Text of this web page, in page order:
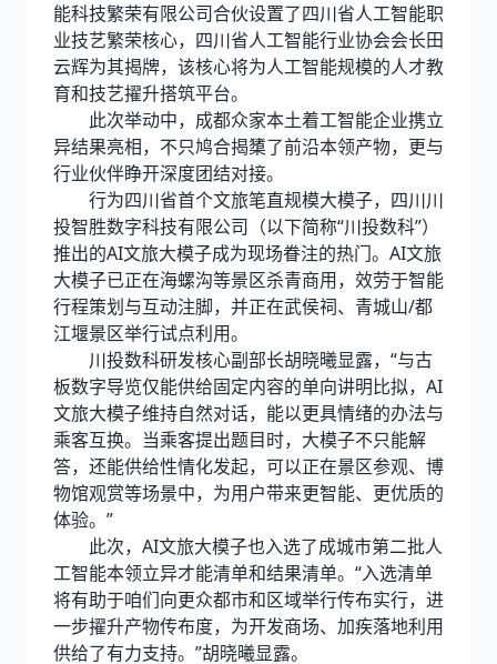
能科技繁荣有限公司合伙设置了四川省人工智能职
业技艺繁荣核心，四川省人工智能行业协会会长田
云辉为其揭牌，该核心将为人工智能规模的人才教
育和技艺擢升搭筑平台。
此次举动中，成都众家本土着工智能企业携立
异结果亮相，不只鸠合揭橥了前沿本领产物，更与
行业伙伴睁开深度团结对接。
行为四川省首个文旅笔直规模大模子，四川川
投智胜数字科技有限公司（以下简称“川投数科”）
推出的AI文旅大模子成为现场眷注的热门。AI文旅
大模子已正在海螺沟等景区杀青商用，效劳于智能
行程策划与互动注脚，并正在武侯祠、青城山/都
江堰景区举行试点利用。
川投数科研发核心副部长胡晓曦显露，“与古
板数字导览仅能供给固定内容的单向讲明比拟，AI
文旅大模子维持自然对话，能以更具情绪的办法与
乘客互换。当乘客提出题目时，大模子不只能解
答，还能供给性情化发起，可以正在景区参观、博
物馆观赏等场景中，为用户带来更智能、更优质的
体验。”
此次，AI文旅大模子也入选了成城市第二批人
工智能本领立异才能清单和结果清单。“入选清单
将有助于咱们向更众都市和区域举行传布实行，进
一步擢升产物传布度，为开发商场、加疾落地利用
供给了有力支持。”胡晓曦显露。